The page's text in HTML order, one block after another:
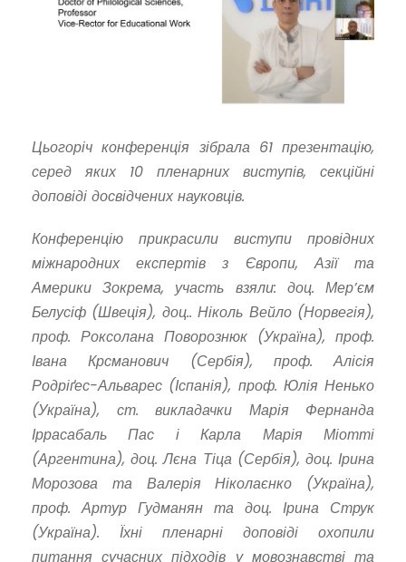
Цьогоріч конференція зібрала 61 презентацію,
серед яких 10 пленарних виступів, секційні
доповіді досвідчених науковців.
Конференцію прикрасили виступи провідних
міжнародних експертів з Європи, Азії та
Америки Зокрема, участь взяли: доц. Мер’єм
Белусіф (Швеція), доц.. Ніколь Вейло (Норвегія),
проф. Роксолана Поворознюк (Україна), проф.
Івана Крсманович (Сербія), проф. Алісія
Родріґес-Альварес (Іспанія), проф. Юлія Ненько
(Україна), ст. викладачки Марія Фернанда
Іррасабаль Пас і Карла Марія Міотті
(Аргентина), доц. Лєна Тіца (Сербія), доц. Ірина
Морозова та Валерія Ніколаєнко (Україна),
проф. Артур Гудманян та доц. Ірина Струк
(Україна). Їхні пленарні доповіді охопили
питання сучасних підходів у мовознавстві та